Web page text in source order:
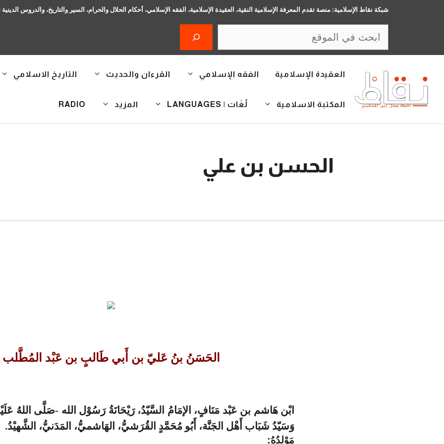
شبكة نقاط الإسلامية: منصة تقدم المعرفة الإسلامية النقية، العقيدة الإسلامية، الفقه الإسلامي، أحكام الحلال والحرام، السير والتاريخ، والدروس
العقيدة الإسلامية الفقه الإسلامي القرءان والحديث التاريخ الاسلامي
المكتبة الاسلامية لُغَات | LANGUAGES المزيد RADIO
الحسن بن علي
الحَسَنُ بنُ عَليّ بن أَبي طَالبٍ بن عَبْد المُطَّلب
ابْن هَاشم بن عَبْد مَنَافٍ، الإمَامُ السَّيّدُ، رَيْحَانَةُ رَسُوْل الله -صَلَّى اللهُ
وَسَيّدُ شَبَاب أَهْل الجَنَّة، أَبُو مُحَمَّدٍ القُرَشيُّ، الهَاشميُّ، المَدَنيُّ، الشَّهيْدُ.
مَوْلدُهُ: